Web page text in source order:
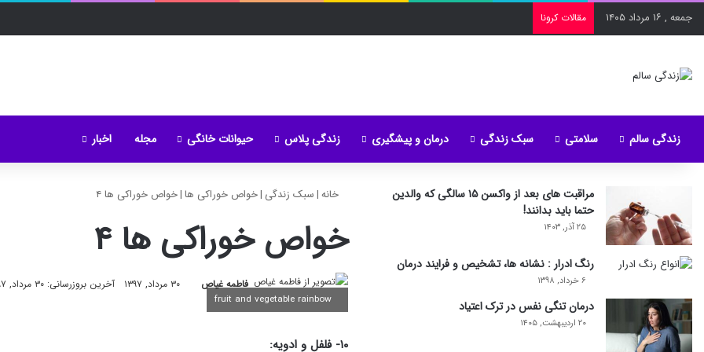
جمعه , ۱۶ مرداد ۱۴۰۵ مقالات کرونا
زندگی سالم سلامتی سبک زندگی درمان و پیشگیری زندگی پلاس حیوانات خانگی مجله اخبار
خانه|سبک زندگی |خواص خوراکی ها|خواص خوراکی ها ۴
خواص خوراکی ها ۴
فاطمه غیاص ۳۰ مرداد, ۱۳۹۷ آخرین بروزرسانی: ۳۰ مرداد, ۱۳۹۷
۱۰- فلفل و ادویه:
مراقبت های بعد از واکسن ۱۵ سالگی که والدین
حتما باید بدانند!
۲۵ آذر, ۱۴۰۳
رنگ ادرار : نشانه ها، تشخیص و فرایند درمان
۶ خرداد, ۱۳۹۸
درمان تنگی نفس در ترک اعتیاد
۲۰ اردیبهشت, ۱۴۰۵